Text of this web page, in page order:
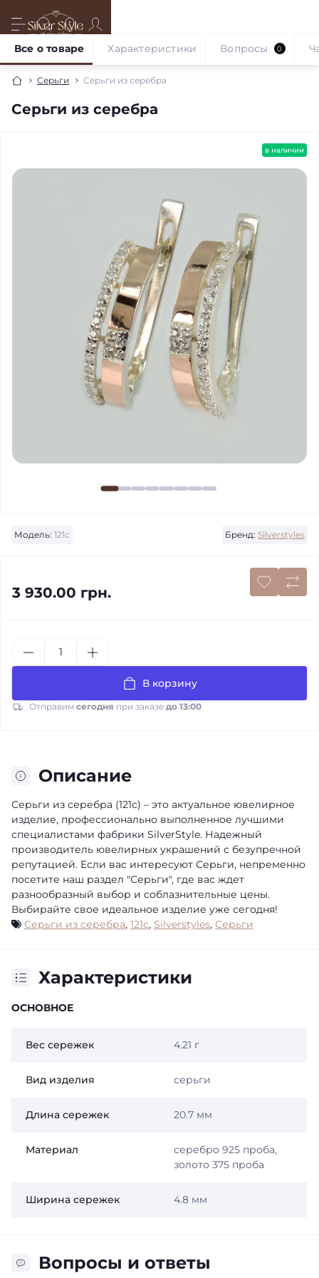
Серьги Серьги из серебра
Серьги из серебра
Все о товаре Характеристики Вопросы 0
в наличии
Модель: 121с Бренд: Silverstyles
3 930.00 грн.
В корзину
Отправим сегодня при заказе до 13:00
Описание
Серьги из серебра (121с) – это актуальное ювелирное
изделие, профессионально выполненное лучшими
специалистами фабрики SilverStyle. Надежный
производитель ювелирных украшений с безупречной
репутацией. Если вас интересуют Серьги, непременно
посетите наш раздел "Серьги", где вас ждет
разнообразный выбор и соблазнительные цены.
Выбирайте свое идеальное изделие уже сегодня!
Серьги из серебра, 121с, Silverstyles, Серьги
Характеристики
ОСНОВНОЕ
Вес сережек 4.21 г
Вид изделия серьги
Длина сережек 20.7 мм
Материал
серебро 925 проба,
золото 375 проба
Ширина сережек 4.8 мм
Вопросы и ответы